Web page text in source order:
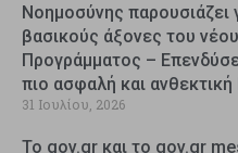
Νοημοσύνης
βασικούς άξονες του
Προγράμματος –
πιο ασφαλή και
31 Ιουλίου, 2026
Το gov.gr και το gov.gr